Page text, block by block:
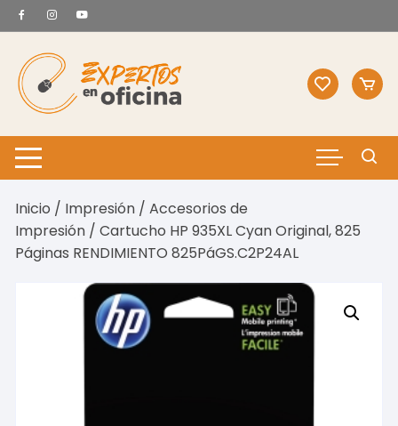
Saltar
al
contenido
Inicio / Impresión /Accesorios de
Impresión / Cartucho HP 935XL Cyan Original, 825
Páginas RENDIMIENTO 825PáGS.C2P24AL